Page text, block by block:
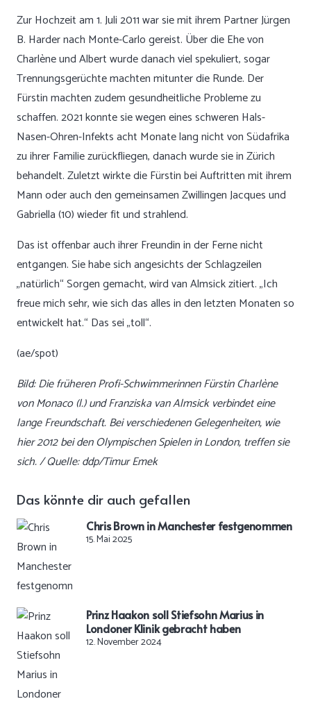
Zur Hochzeit am 1. Juli 2011 war sie mit ihrem Partner Jürgen
B. Harder nach Monte-Carlo gereist. Über die Ehe von
Charlène und Albert wurde danach viel spekuliert, sogar
Trennungsgerüchte machten mitunter die Runde. Der
Fürstin machten zudem gesundheitliche Probleme zu
schaffen. 2021 konnte sie wegen eines schweren Hals-
Nasen-Ohren-Infekts acht Monate lang nicht von Südafrika
zu ihrer Familie zurückfliegen, danach wurde sie in Zürich
behandelt. Zuletzt wirkte die Fürstin bei Auftritten mit ihrem
Mann oder auch den gemeinsamen Zwillingen Jacques und
Gabriella (10) wieder fit und strahlend.
Das ist offenbar auch ihrer Freundin in der Ferne nicht
entgangen. Sie habe sich angesichts der Schlagzeilen
„natürlich“ Sorgen gemacht, wird van Almsick zitiert. „Ich
freue mich sehr, wie sich das alles in den letzten Monaten so
entwickelt hat.“ Das sei „toll“.
(ae/spot)
Bild: Die früheren Profi-Schwimmerinnen Fürstin Charlène
von Monaco (l.) und Franziska van Almsick verbindet eine
lange Freundschaft. Bei verschiedenen Gelegenheiten, wie
hier 2012 bei den Olympischen Spielen in London, treffen sie
sich. / Quelle: ddp/Timur Emek
Das könnte dir auch gefallen
Chris Brown in Manchester festgenommen
15. Mai 2025
Prinz Haakon soll Stiefsohn Marius in
Londoner Klinik gebracht haben
12. November 2024